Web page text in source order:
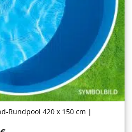
Rundpool 420 x 150 cm |